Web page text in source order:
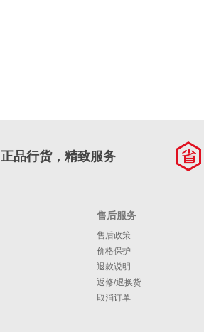
正品行货，精致服务
售后服务
售后政策
价格保护
退款说明
返修/退换货
取消订单